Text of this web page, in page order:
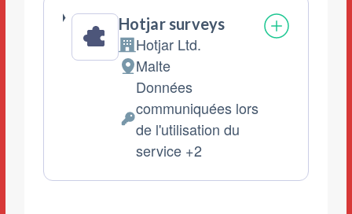
Hotjar surveys
Entreprise:
Hotjar Ltd.
Lieu
traitement
Malte
Données
personnelles
Données
communiquées lors
de l'utilisation du
service +2